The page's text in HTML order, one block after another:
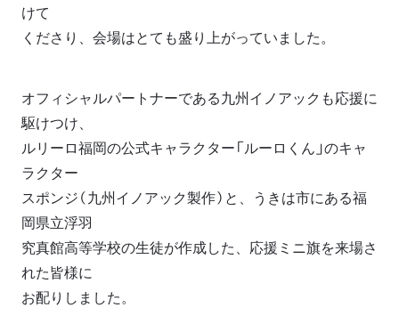
けて
くださり、会場はとても盛り上がっていました。
オフィシャルパートナーである九州イノアックも応援に
駆けつけ、
ルリーロ福岡の公式キャラクター「ルーロくん」のキャ
ラクター
スポンジ（九州イノアック製作）と、うきは市にある福
岡県立浮羽
究真館高等学校の生徒が作成した、応援ミニ旗を来場さ
れた皆様に
お配りしました。